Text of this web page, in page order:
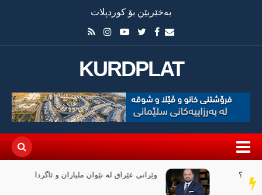
بەخێربێن بۆ کوردپلات
KURDPLAT
سەر
دێڕ
وێرانی عێراق لە نێوان ملیاران و ئاگردا